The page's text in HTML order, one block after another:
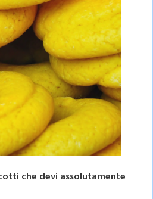
che devi assolutamente